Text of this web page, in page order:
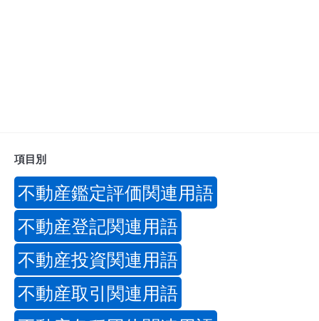
項目別
不動産鑑定評価関連用語
不動産登記関連用語
不動産投資関連用語
不動産取引関連用語